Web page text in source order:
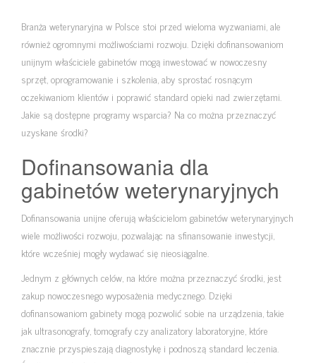
Branża weterynaryjna w Polsce stoi przed wieloma wyzwaniami, ale
również ogromnymi możliwościami rozwoju. Dzięki dofinansowaniom
unijnym właściciele gabinetów mogą inwestować w nowoczesny
sprzęt, oprogramowanie i szkolenia, aby sprostać rosnącym
oczekiwaniom klientów i poprawić standard opieki nad zwierzętami.
Jakie są dostępne programy wsparcia? Na co można przeznaczyć
uzyskane środki?
Dofinansowania dla
gabinetów weterynaryjnych
Dofinansowania unijne oferują właścicielom gabinetów weterynaryjnych
wiele możliwości rozwoju, pozwalając na sfinansowanie inwestycji,
które wcześniej mogły wydawać się nieosiągalne.
Jednym z głównych celów, na które można przeznaczyć środki, jest
zakup nowoczesnego wyposażenia medycznego. Dzięki
dofinansowaniom gabinety mogą pozwolić sobie na urządzenia, takie
jak ultrasonografy, tomografy czy analizatory laboratoryjne, które
znacznie przyspieszają diagnostykę i podnoszą standard leczenia.